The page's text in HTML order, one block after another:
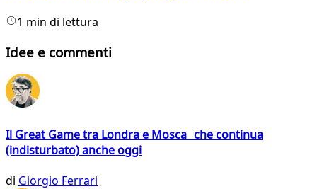
1 min di lettura
Idee e commenti
Il Great Game tra Londra e Mosca che continua
(indisturbato) anche oggi
di Giorgio Ferrari